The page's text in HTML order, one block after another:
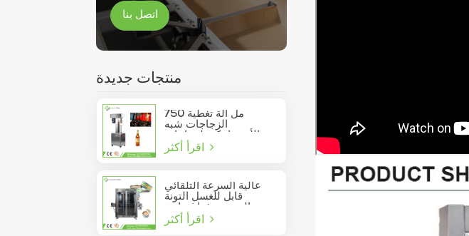
اتصل بنا
منتجات جديدة
750 مل آلة تغطية
الزجاجات شبه
النبيذ الزجاجية
عالية السرعة التلقائي
قابل للغسل التونة
السردين فراغ حاوية
المأكولات البحرية القصدير
يمكن السدادة